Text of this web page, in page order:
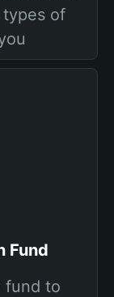
types of
Fund
fund to